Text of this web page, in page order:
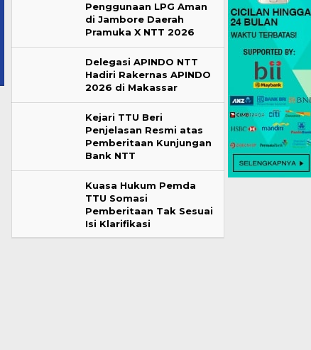
Penggunaan LPG Aman
di Jambore Daerah
Pramuka X NTT 2026
Delegasi APINDO NTT
Hadiri Rakernas APINDO
2026 di Makassar
Kejari TTU Beri
Penjelasan Resmi atas
Pemberitaan Kunjungan
Bank NTT
Kuasa Hukum Pemda
TTU Somasi
Pemberitaan Tak Sesuai
Isi Klarifikasi